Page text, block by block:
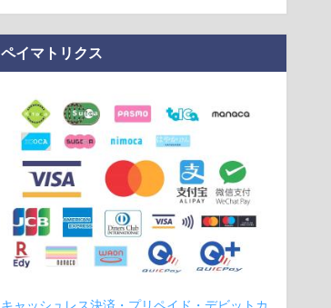
ペイマトリクス